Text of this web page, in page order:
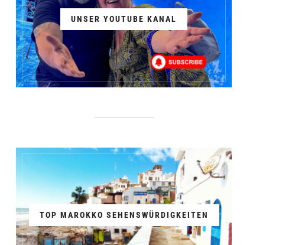
UNSER YOUTUBE KANAL
TOP MAROKKO SEHENSWÜRDIGKEITEN